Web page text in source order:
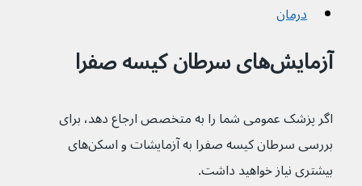
درمان
آزمایش‌های سرطان کیسه صفرا
اگر پزشک عمومی شما را به متخصص ارجاع دهد، برای
بررسی سرطان کیسه صفرا به آزمایشات و اسکن‌های
بیشتری نیاز خواهید داشت.